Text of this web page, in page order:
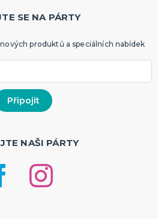
SE NA PÁRTY
produktů a speciálních nabídek
NAŠI PÁRTY